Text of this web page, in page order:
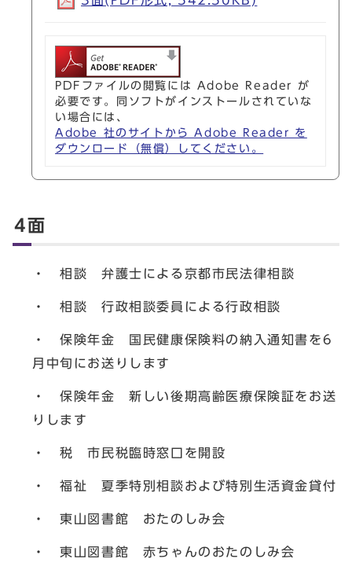
PDFファイルの閲覧には Adobe Reader が
必要です。同ソフトがインストールされていな
い場合には、
Adobe 社のサイトから Adobe Reader を
ダウンロード（無償）してください。
4面
・ 相談 弁護士による京都市民法律相談
・ 相談 行政相談委員による行政相談
・ 保険年金 国民健康保険料の納入通知書を6
月中旬にお送りします
・ 保険年金 新しい後期高齢医療保険証をお送
りします
・ 税 市民税臨時窓口を開設
・ 福祉 夏季特別相談および特別生活資金貸付
・ 東山図書館 おたのしみ会
・ 東山図書館 赤ちゃんのおたのしみ会